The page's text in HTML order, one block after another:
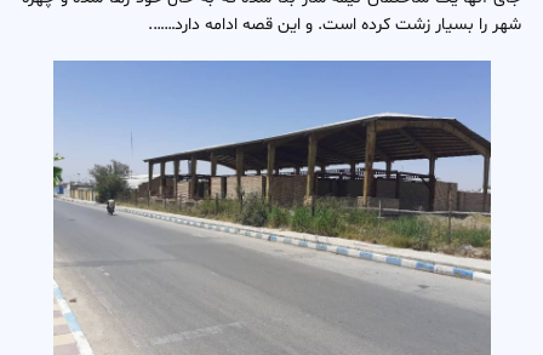
شهر را بسیار زشت کرده است. و این قصه ادامه دارد…….